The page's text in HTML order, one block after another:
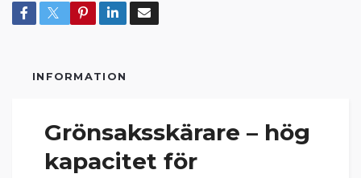
INFORMATION
Grönsaksskärare – hög
kapacitet för